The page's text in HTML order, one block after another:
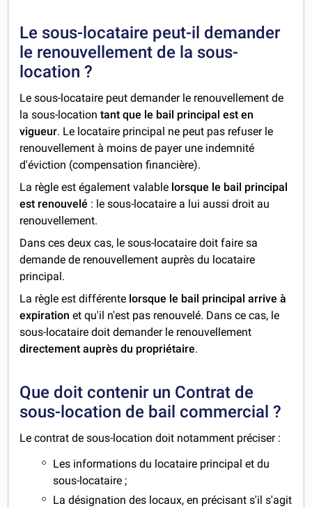
Le sous-locataire peut-il demander
le renouvellement de la sous-
location ?
Le sous-locataire peut demander le renouvellement de
la sous-locationtant que le bail principal est en
vigueur. Le locataire principal ne peut pas refuser le
renouvellement à moins de payer une indemnité
d'éviction (compensation financière).
La règle est également valable lorsque le bail principal
est renouvelé : le sous-locataire a lui aussi droit au
renouvellement.
Dans ces deux cas, le sous-locataire doit faire sa
demande de renouvellement auprès du locataire
principal.
La règle est différente lorsque le bail principal arrive à
expiration et qu'il n'est pas renouvelé. Dans ce cas, le
sous-locataire doit demander le renouvellement
directement auprès du propriétaire.
Que doit contenir un Contrat de
sous-location de bail commercial ?
Le contrat de sous-location doit notamment préciser :
Les informations du locataire principal et du
sous-locataire ;
La désignation des locaux, en précisant s'il s'agit